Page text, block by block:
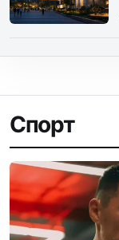
Спорт